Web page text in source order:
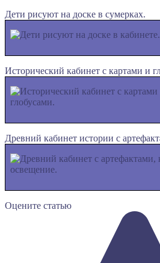
Дети рисуют на доске в сумерках.
Исторический кабинет с картами и
Древний кабинет истории с
Оцените статью